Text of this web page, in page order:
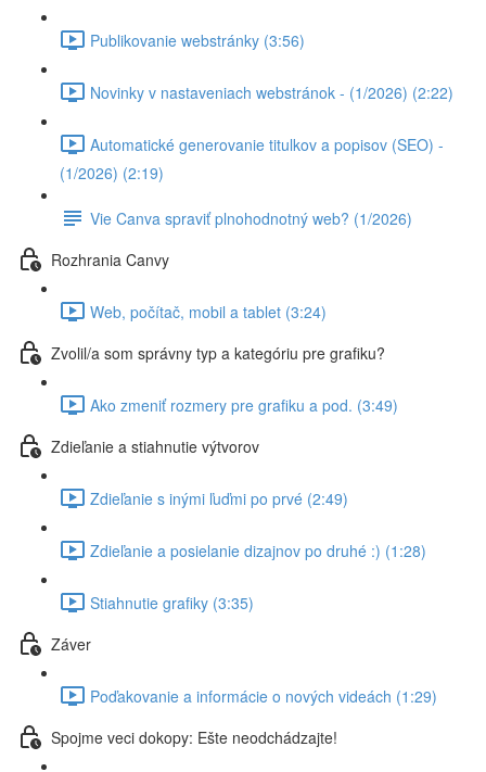
Publikovanie webstránky (3:56)
Novinky v nastaveniach webstránok - (1/2026) (2:22)
Automatické generovanie titulkov a popisov (SEO) -
(1/2026) (2:19)
Vie Canva spraviť plnohodnotný web? (1/2026)
Rozhrania Canvy
Web, počítač, mobil a tablet (3:24)
Zvolil/a som správny typ a kategóriu pre grafiku?
Ako zmeniť rozmery pre grafiku a pod. (3:49)
Zdieľanie a stiahnutie výtvorov
Zdieľanie s inými ľuďmi po prvé (2:49)
Zdieľanie a posielanie dizajnov po druhé :) (1:28)
Stiahnutie grafiky (3:35)
Záver
Poďakovanie a informácie o nových videách (1:29)
Spojme veci dokopy: Ešte neodchádzajte!